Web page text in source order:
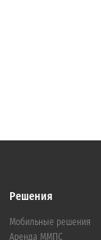
Решения
Мобильные решения
Аренда ММПС